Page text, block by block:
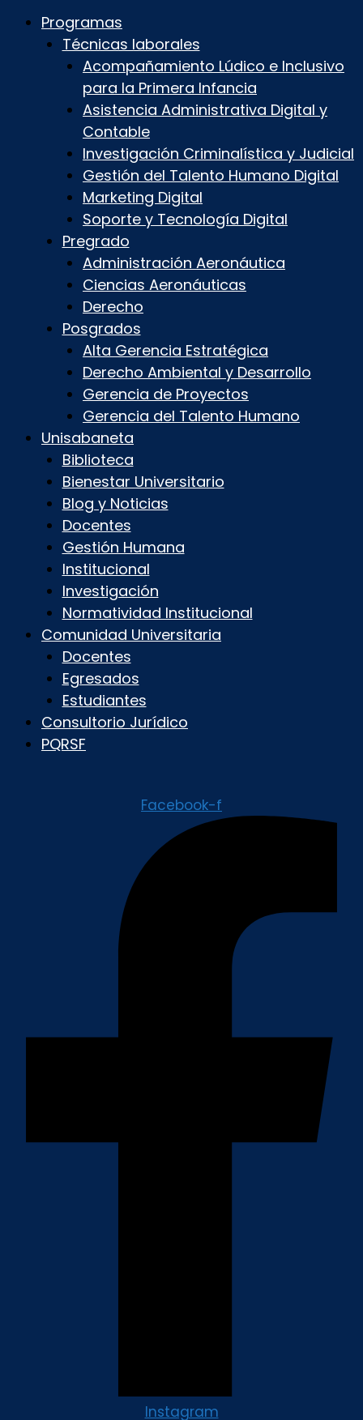
Programas
Técnicas laborales
Acompañamiento Lúdico e Inclusivo
para la Primera Infancia
Asistencia Administrativa Digital y
Contable
Investigación Criminalística y Judicial
Gestión del Talento Humano Digital
Marketing Digital
Soporte y Tecnología Digital
Pregrado
Administración Aeronáutica
Ciencias Aeronáuticas
Derecho
Posgrados
Alta Gerencia Estratégica
Derecho Ambiental y Desarrollo
Gerencia de Proyectos
Gerencia del Talento Humano
Unisabaneta
Biblioteca
Bienestar Universitario
Blog y Noticias
Docentes
Gestión Humana
Institucional
Investigación
Normatividad Institucional
Comunidad Universitaria
Docentes
Egresados
Estudiantes
Consultorio Jurídico
PQRSF
Facebook-f
Instagram